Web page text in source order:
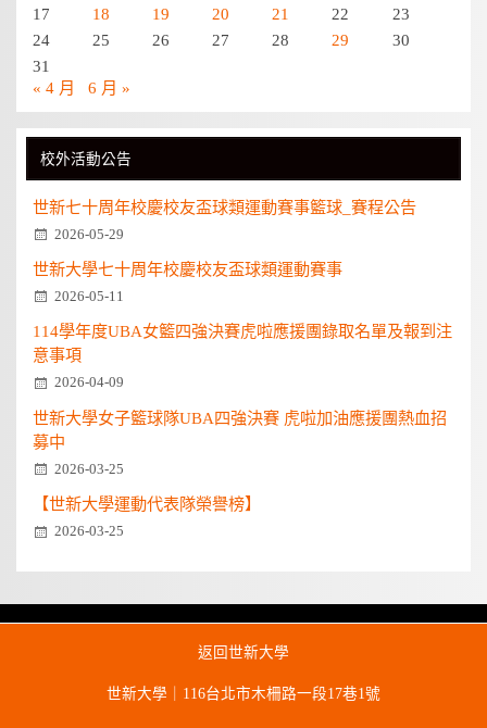
17
18 19 20 21 22
23
24
25 26 27 28 29
30
31
« 4 月
6 月 »
校外活動公告
世新七十周年校慶校友盃球類運動賽事籃球_賽程公告
2026-05-29
世新大學七十周年校慶校友盃球類運動賽事
2026-05-11
114學年度UBA女籃四強決賽虎啦應援團錄取名單及報到注
意事項
2026-04-09
世新大學女子籃球隊UBA四強決賽 虎啦加油應援團熱血招
募中
2026-03-25
【世新大學運動代表隊榮譽榜】
2026-03-25
返回世新大學
世新大學｜116台北市木柵路一段17巷1號